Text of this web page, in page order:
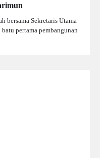
bersama Sekretaris Utama
pertama pembangunan